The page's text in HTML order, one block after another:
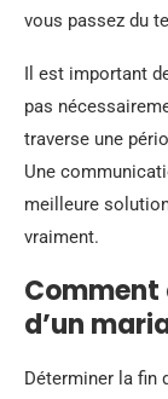
vous passez du
Il est important
pas
traverse une
Une
meilleure
vraiment.
Comment
d’un
Déterminer la fin